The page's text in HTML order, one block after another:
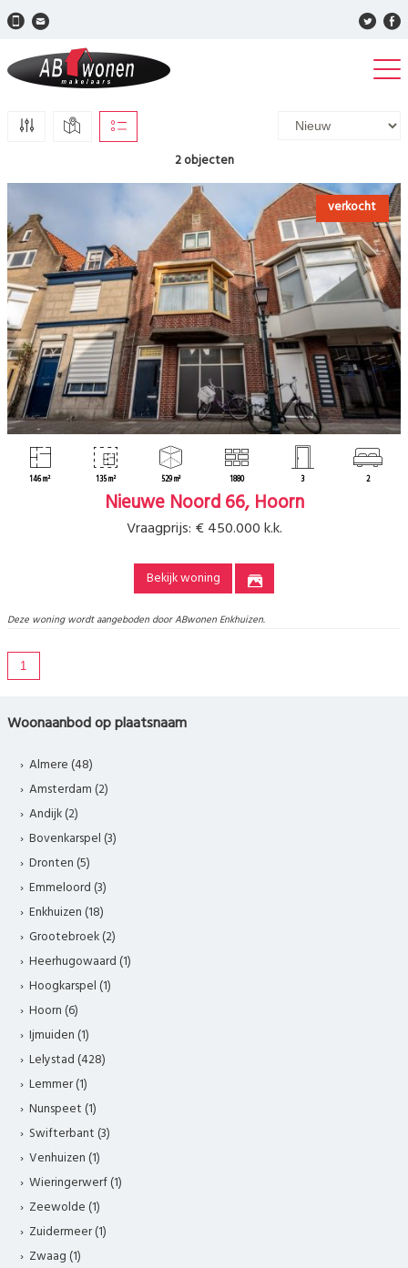
2 objecten
verkocht
146 m² 135 m² 529 m³ 1880 3 2
Nieuwe Noord 66, Hoorn
Vraagprijs: € 450.000 k.k.
Bekijk woning
Deze woning wordt aangeboden door ABwonen Enkhuizen.
1
Woonaanbod op plaatsnaam
Almere (48)
Amsterdam (2)
Andijk (2)
Bovenkarspel (3)
Dronten (5)
Emmeloord (3)
Enkhuizen (18)
Grootebroek (2)
Heerhugowaard (1)
Hoogkarspel (1)
Hoorn (6)
Ijmuiden (1)
Lelystad (428)
Lemmer (1)
Nunspeet (1)
Swifterbant (3)
Venhuizen (1)
Wieringerwerf (1)
Zeewolde (1)
Zuidermeer (1)
Zwaag (1)